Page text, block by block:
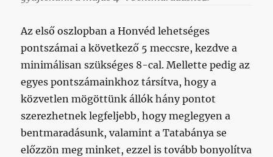
Az első oszlopban a Honvéd lehetséges
pontszámai a következő 5 meccsre, kezdve a
minimálisan szükséges 8-cal. Mellette pedig az
egyes pontszámainkhoz társítva, hogy a
közvetlen mögöttünk állók hány pontot
szerezhetnek legfeljebb, hogy meglegyen a
bentmaradásunk, valamint a Tatabánya se
előzzön meg minket, ezzel is tovább bonyolítva